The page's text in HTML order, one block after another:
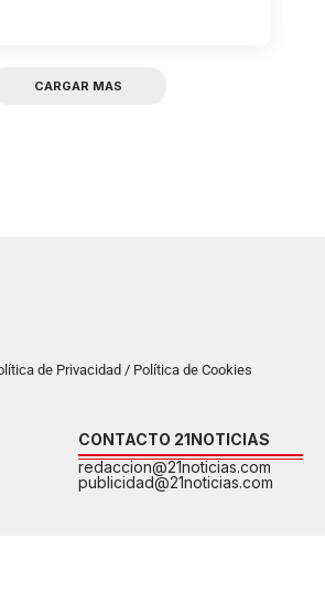
CARGAR MAS
de Privacidad / Política de Cookies
CONTACTO 21NOTICIAS
redaccion@21noticias.com
publicidad@21noticias.com